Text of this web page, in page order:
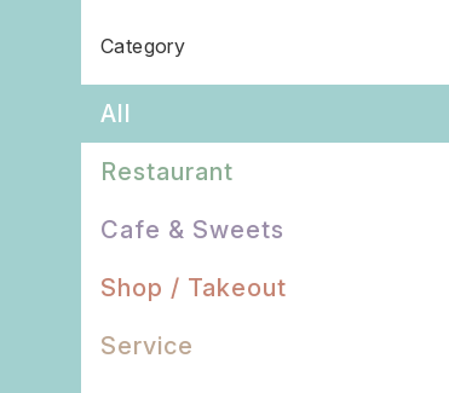
Category
All
Restaurant
Cafe & Sweets
Shop / Takeout
Service